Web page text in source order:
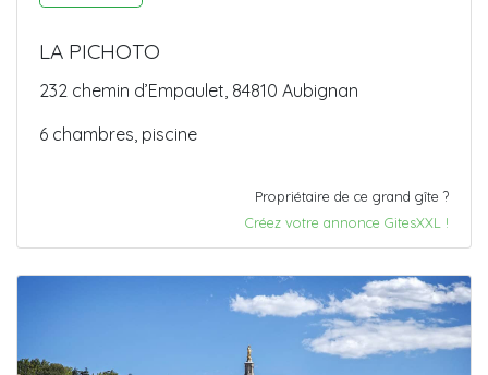
LA PICHOTO
232 chemin d’Empaulet, 84810 Aubignan
6 chambres, piscine
Propriétaire de ce grand gîte ?
Créez votre annonce GitesXXL !